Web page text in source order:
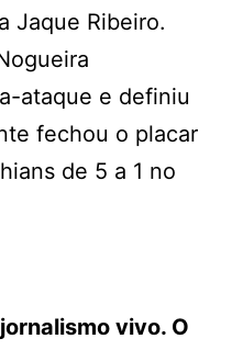
Jaque Ribeiro.
ataque e definiu
fechou o placar
de 5 a 1 no
vivo. O